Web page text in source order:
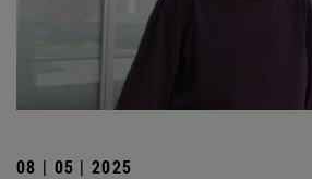
08 | 05 | 2025